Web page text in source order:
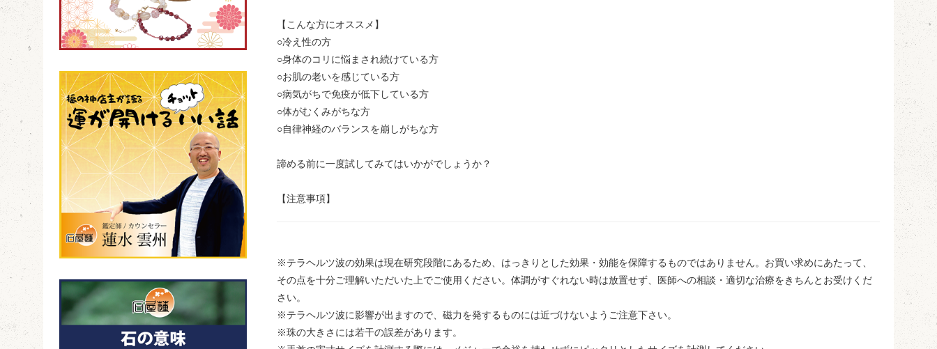
【こんな方にオススメ】
○冷え性の方
○身体のコリに悩まされ続けている方
○お肌の老いを感じている方
○病気がちで免疫が低下している方
○体がむくみがちな方
○自律神経のバランスを崩しがちな方
諦める前に一度試してみてはいかがでしょうか？
【注意事項】
※テラヘルツ波の効果は現在研究段階にあるため、はっきりとした効果・効能を保障するものではありません。お買い求めにあたって、
その点を十分ご理解いただいた上でご使用ください。体調がすぐれない時は放置せず、医師への相談・適切な治療をきちんとお受けくだ
さい。
※テラヘルツ波に影響が出ますので、磁力を発するものには近づけないようご注意下さい。
※珠の大きさには若干の誤差があります。